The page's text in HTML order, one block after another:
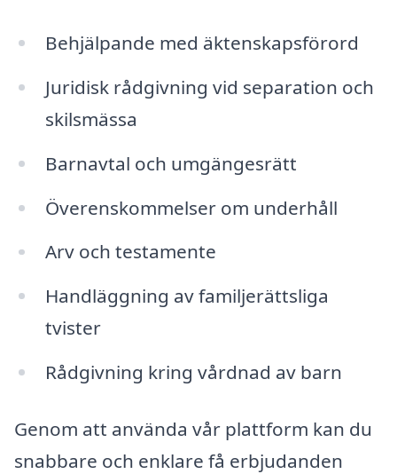
Behjälpande med äktenskapsförord
Juridisk rådgivning vid separation och
skilsmässa
Barnavtal och umgängesrätt
Överenskommelser om underhåll
Arv och testamente
Handläggning av familjerättsliga
tvister
Rådgivning kring vårdnad av barn
Genom att använda vår plattform kan du
snabbare och enklare få erbjudanden